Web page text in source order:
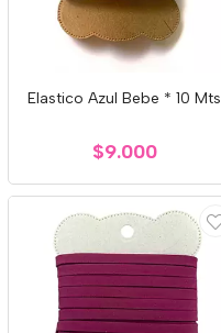
Elastico Azul Bebe * 10 Mts
$9.000